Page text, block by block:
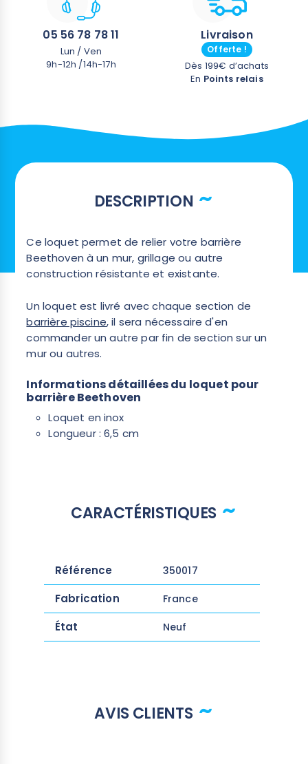
05 56 78 78 11
Lun / Ven
9h-12h /14h-17h
Livraison
Offerte !
Dès 199€ d’achats
En Points relais
DESCRIPTION
Ce loquet permet de relier votre barrière
Beethoven à un mur, grillage ou autre
construction résistante et existante.
Un loquet est livré avec chaque section de
barrière piscine, il sera nécessaire d'en
commander un autre par fin de section sur un
mur ou autres.
Informations détaillées du loquet pour
barrière Beethoven
Loquet en inox
Longueur : 6,5 cm
CARACTÉRISTIQUES
Référence 350017
Fabrication France
État Neuf
AVIS CLIENTS